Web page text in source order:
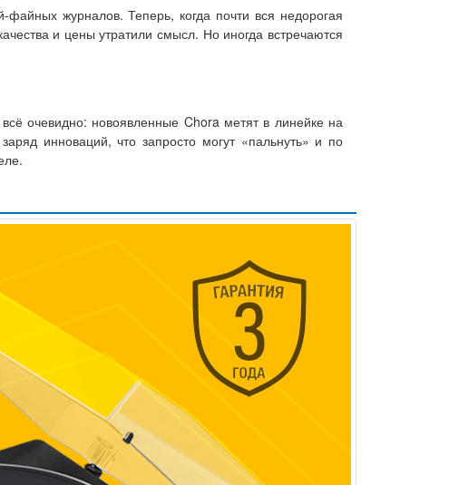
журналов. Теперь, когда почти вся недорогая
и цены утратили смысл. Но иногда встречаются
очевидно: новоявленные Chora метят в линейке на
инноваций, что запросто могут «пальнуть» и по